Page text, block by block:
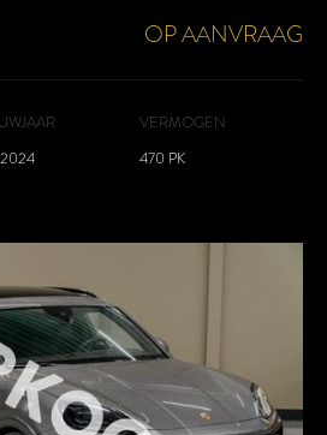
OP AANVRAAG
VERMOGEN
470 PK